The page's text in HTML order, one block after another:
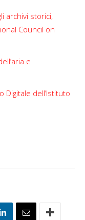
archivi storici,
Council on
e
Digitale dell’Istituto